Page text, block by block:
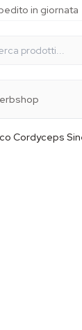
in giornata
Cordyceps